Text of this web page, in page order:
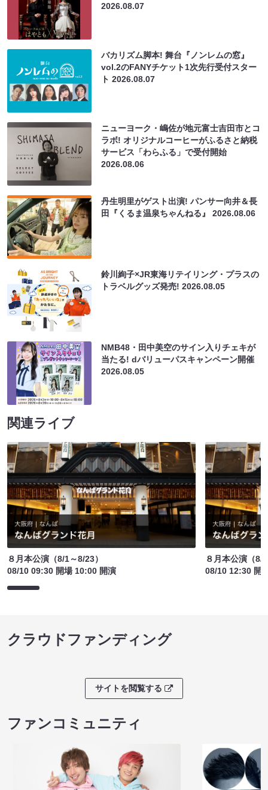
2026.08.07
バカリズム脚本! 舞台『ノンレムの窓』
vol.2のFANYチケット1次先行受付スター
ト2026.08.07
ニューヨーク・嶋佐が地元富士吉田市とコ
ラボ! オリジナルコーヒーがふるさと納税
サービス「わらふる」で受付開始
2026.08.06
丹生明里がゲスト出演! パンサー向井＆長
田『くるま温泉ちゃんねる』2026.08.06
鈴川絢子×JR東海リテイリング・プラスの
トラベルグッズ発売!2026.08.05
NMB48・田中美空のサイン入りチェキが
当たる! dバリューパスキャンペーン開催
2026.08.05
関連ライブ
８月本公演（8/1～8/23）
08/10 09:30 開場 10:00 開演
８月本公演（8/
08/10 12:30 開
クラウドファンディング
サイトを閲覧する
ファンコミュニティ